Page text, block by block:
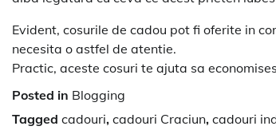
Evident, cosurile de cadou pot fi oferite in
necesita o astfel de atentie.
Practic, aceste cosuri te ajuta sa
Posted in Blogging
Tagged cadouri, cadouri Craciun, cadouri